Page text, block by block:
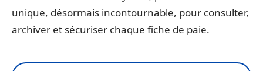
unique, désormais incontournable, pour consulter,
archiver et sécuriser chaque fiche de paie.